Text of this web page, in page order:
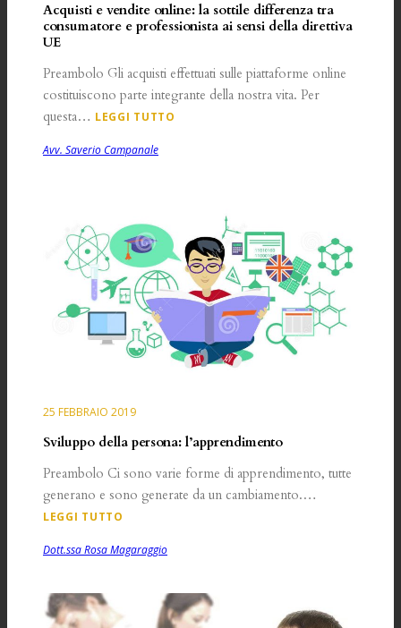
Acquisti e vendite online: la sottile differenza tra
consumatore e professionista ai sensi della direttiva
UE
Preambolo Gli acquisti effettuati sulle piattaforme online
costituiscono parte integrante della nostra vita. Per
questa… LEGGI TUTTO
Avv. Saverio Campanale
25 FEBBRAIO 2019
Sviluppo della persona: l’apprendimento
Preambolo Ci sono varie forme di apprendimento, tutte
generano e sono generate da un cambiamento.…
LEGGI TUTTO
Dott.ssa Rosa Magaraggio